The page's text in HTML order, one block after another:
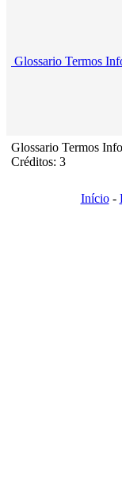
Glossario Termos
Glossario Termos
Créditos: 3
Início-